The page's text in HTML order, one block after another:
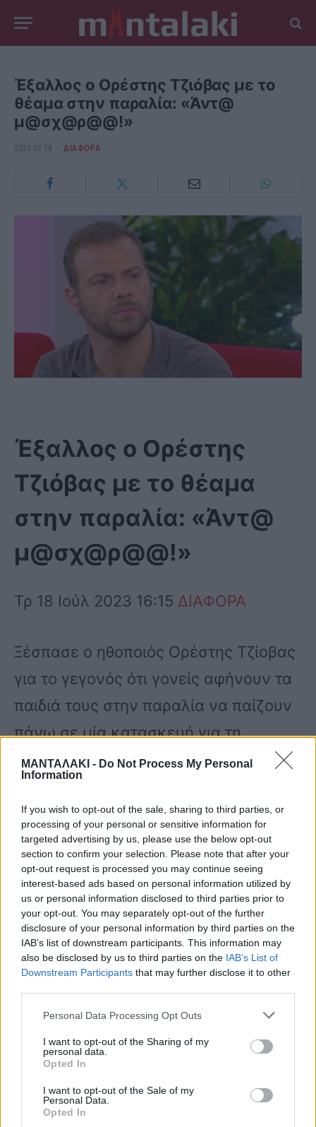
ΜΑΝΤΑΛΑΚΙ - Do Not Process My Personal
Information
If you wish to opt-out of the sale, sharing to third parties, or
processing of your personal or sensitive information for
targeted advertising by us, please use the below opt-out
section to confirm your selection. Please note that after your
opt-out request is processed you may continue seeing
interest-based ads based on personal information utilized by
us or personal information disclosed to third parties prior to
your opt-out. You may separately opt-out of the further
disclosure of your personal information by third parties on the
IAB’s list of downstream participants. This information may
also be disclosed by us to third parties on the IAB’s List of
Downstream Participants that may further disclose it to other
Personal Data Processing Opt Outs
I want to opt-out of the Sharing of my
personal data.
Opted In
I want to opt-out of the Sale of my
Personal Data.
Opted In
Έξαλλος ο Ορέστης Τζιόβας με το
θέαμα στην παραλία: «Άντ@
μ@σχ@ρ@@!»
2023-07-18 ΔΙΆΦΟΡΑ
Έξαλλος ο Ορέστης
Τζιόβας με το θέαμα
στην παραλία: «Άντ@
μ@σχ@ρ@@!»
Τρ 18 Ιούλ 2023 16:15 ΔΙΑΦΟΡΑ
Ξέσπασε ο ηθοποιός Ορέστης Τζίοβας
για το γεγονός ότι γονείς αφήνουν τα
παιδιά τους στην παραλία να παίζουν
πάνω σε μία κατασκευή για τη
διευκόλυνση των ΑμεΑ στη θάλασσα.
«Επιβάλλεται να μάθουμε στα παιδιά
μας ότι αυτός ο εξοπλισμός στην
παραλία δεν είναι κάποιο παιχνίδι που
ανεβαίνουμε, χοροπηδάμε και
βουτάμε αλλά αποτελεί απαραίτητο
εξοπλισμό για να μπορέσουν να
κάνουν συνάνθρωποί μας με κινητικά
προβλήματα ένα μπάνιο στη θάλασσα
με αξιοπρέπεια».
Το σχόλιο του ηθοποιού ήταν: «Άντε
μοσχάρια. Μην κάνετε τα παιδιά σαν